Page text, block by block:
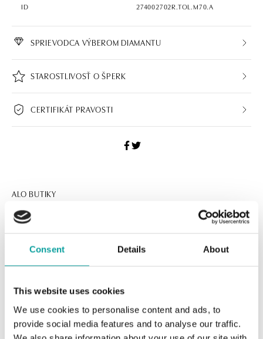
Consent Details About
This website uses cookies
We use cookies to personalise content and ads, to
provide social media features and to analyse our traffic.
ID
274002702R.TOL.M70.A
SPRIEVODCA VÝBEROM DIAMANTU
STAROSTLIVOSŤ O ŠPERK
CERTIFIKÁT PRAVOSTI
ALO BUTIKY
Navštívte naše butiky